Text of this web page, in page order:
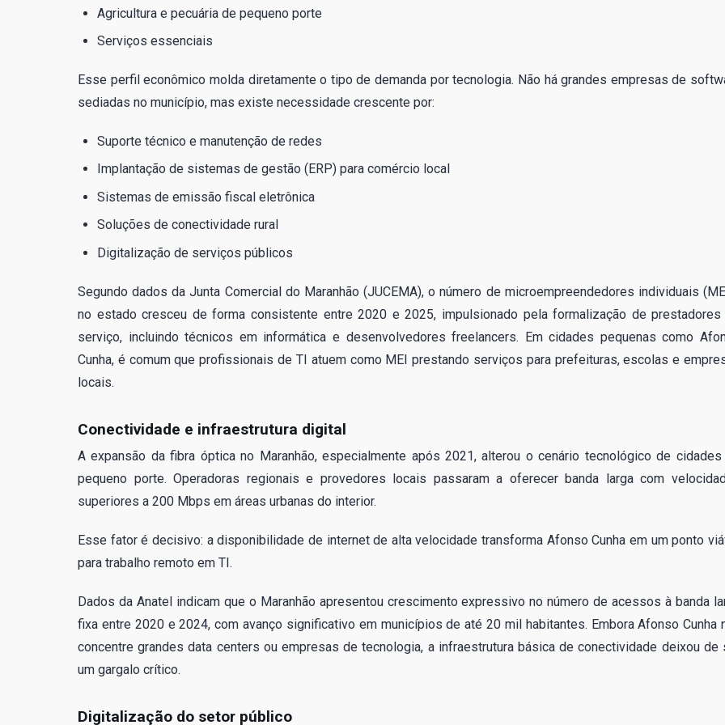
Agricultura e pecuária de pequeno porte
Serviços essenciais
Esse perfil econômico molda diretamente o tipo de demanda por tecnologia. Não há grandes empresas de
sediadas no município, mas existe necessidade crescente por:
Suporte técnico e manutenção de redes
Implantação de sistemas de gestão (ERP) para comércio local
Sistemas de emissão fiscal eletrônica
Soluções de conectividade rural
Digitalização de serviços públicos
Segundo dados da Junta Comercial do Maranhão (JUCEMA), o número de microempreendedores individuais
no estado cresceu de forma consistente entre 2020 e 2025, impulsionado pela formalização de
serviço, incluindo técnicos em informática e desenvolvedores freelancers. Em cidades pequenas como
Cunha, é comum que profissionais de TI atuem como MEI prestando serviços para prefeituras, escolas e
locais.
Conectividade e infraestrutura digital
A expansão da fibra óptica no Maranhão, especialmente após 2021, alterou o cenário tecnológico de
pequeno porte. Operadoras regionais e provedores locais passaram a oferecer banda larga com
superiores a 200 Mbps em áreas urbanas do interior.
Esse fator é decisivo: a disponibilidade de internet de alta velocidade transforma Afonso Cunha em um ponto
para trabalho remoto em TI.
Dados da Anatel indicam que o Maranhão apresentou crescimento expressivo no número de acessos à banda
fixa entre 2020 e 2024, com avanço significativo em municípios de até 20 mil habitantes. Embora Afonso Cunha
concentre grandes data centers ou empresas de tecnologia, a infraestrutura básica de conectividade deixou de
um gargalo crítico.
Digitalização do setor público